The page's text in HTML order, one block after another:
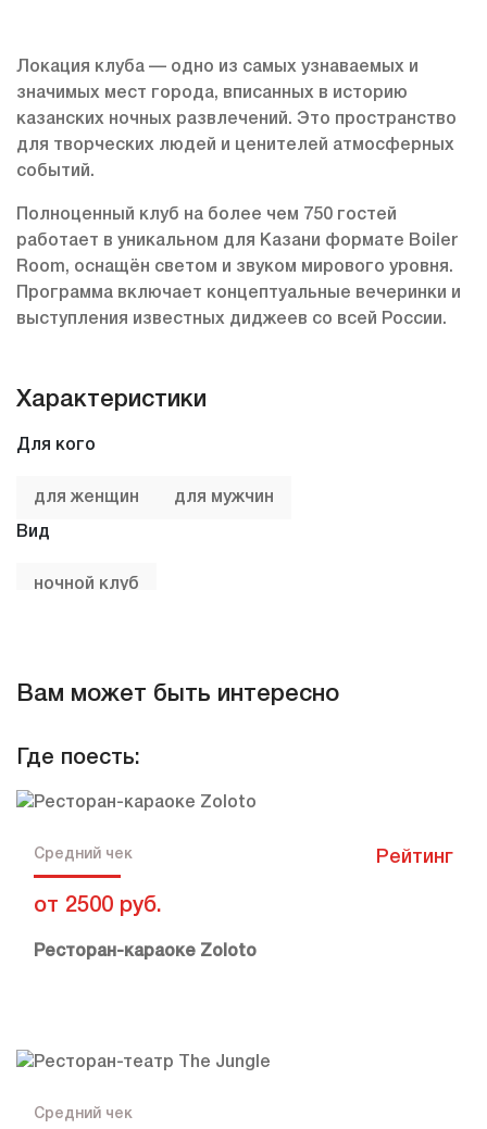
Локация клуба — одно из самых узнаваемых и
значимых мест города, вписанных в историю
казанских ночных развлечений. Это пространство
для творческих людей и ценителей атмосферных
событий.
Полноценный клуб на более чем 750 гостей
работает в уникальном для Казани формате Boiler
Room, оснащён светом и звуком мирового уровня.
Программа включает концептуальные вечеринки и
выступления известных диджеев со всей России.
Характеристики
Для кого
для женщин для мужчин
Вид
ночной клуб
с шоу программой
с караоке
Вам может быть интересно
Где поесть:
Средний чек
от 2500 руб.
Рейтинг
Ресторан-караоке Zoloto
Средний чек